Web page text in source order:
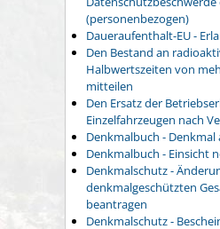
(personenbezogen)
Daueraufenthalt-EU -
Den Bestand an
Halbwertszeiten von
mitteilen
Den Ersatz der
Einzelfahrzeugen nach
Denkmalbuch -
Denkmalbuch - Einsicht
Denkmalschutz -
denkmalgeschützten
beantragen
Denkmalschutz -